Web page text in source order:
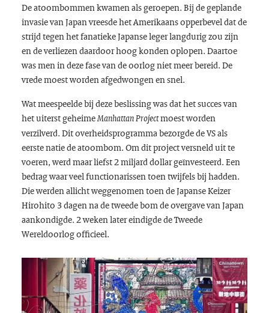
De atoombommen kwamen als geroepen. Bij de geplande
invasie van Japan vreesde het Amerikaans opperbevel dat de
strijd tegen het fanatieke Japanse leger langdurig zou zijn
en de verliezen daardoor hoog konden oplopen. Daartoe
was men in deze fase van de oorlog niet meer bereid. De
vrede moest worden afgedwongen en snel.
Wat meespeelde bij deze beslissing was dat het succes van
het uiterst geheimeManhattan Projectmoest worden
verzilverd. Dit overheidsprogramma bezorgde de VS als
eerste natie de atoombom. Om dit project versneld uit te
voeren, werd maar liefst 2 miljard dollar geïnvesteerd. Een
bedrag waar veel functionarissen toen twijfels bij hadden.
Die werden allicht weggenomen toen de Japanse Keizer
Hirohito 3 dagen na de tweede bom de overgave van Japan
aankondigde. 2 weken later eindigde de Tweede
Wereldoorlog officieel.